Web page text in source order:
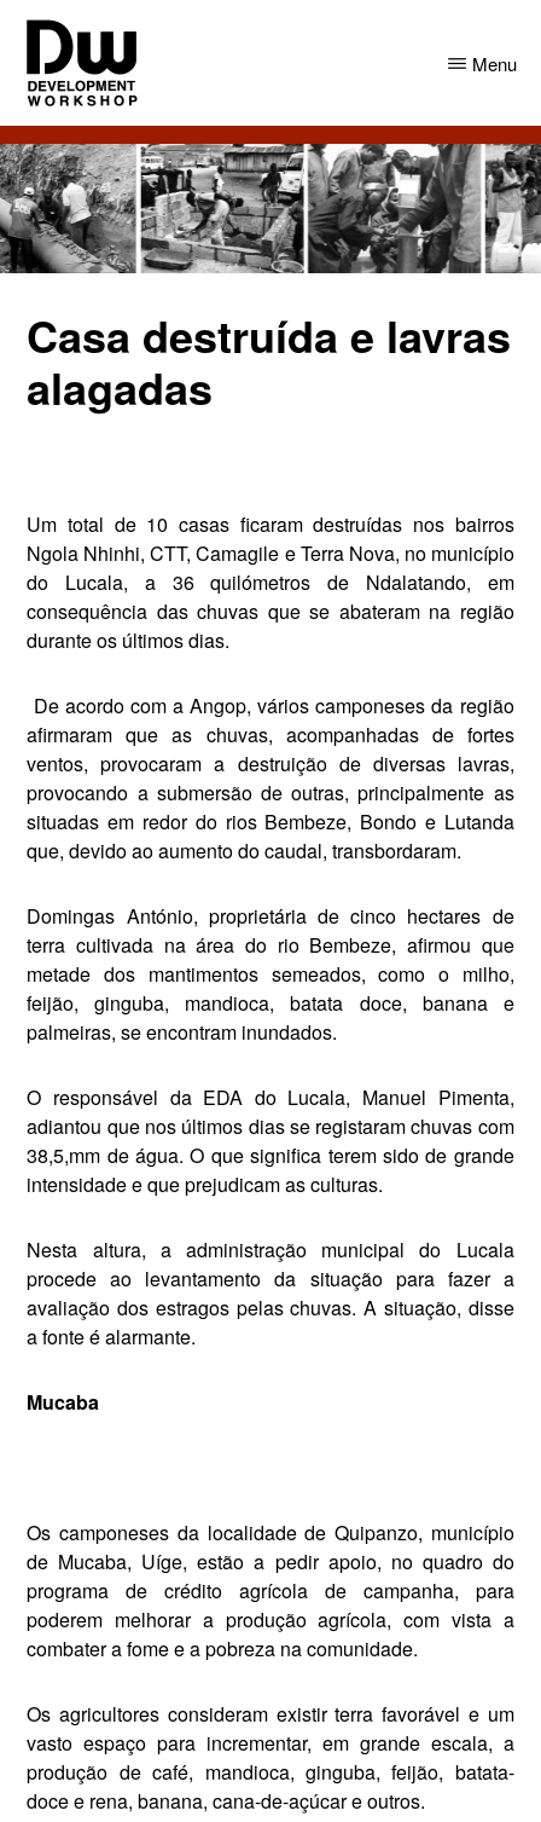
Skip
main
content
Skip
primary
sidebar
DW
Angola
Development
Workshop
Angola
Menu
Casa destruída e lavras
alagadas
Um total de 10 casas ficaram destruídas nos bairros
Ngola Nhinhi, CTT, Camagile e Terra Nova, no município
do Lucala, a 36 quilómetros de Ndalatando, em
consequência das chuvas que se abateram na região
durante os últimos dias.
De acordo com a Angop, vários camponeses da região
afirmaram que as chuvas, acompanhadas de fortes
ventos, provocaram a des­truição de diversas lavras,
provo­cando a submersão de outras, principalmente as
situadas em re­dor do rios Bembeze, Bondo e Lutanda
que, devido ao aumento do caudal, transbordaram.
Domingas António, proprietá­ria de cinco hectares de
terra cul­tivada na área do rio Bembeze, afirmou que
metade dos manti­mentos semeados, como o milho,
feijão, ginguba, mandioca, batata­ doce, banana e
palmeiras, se encontram inundados.
O responsável da EDA do Lu­cala, Manuel Pimenta,
adiantou que nos últimos dias se regista­ram chuvas com
38,5,mm de água. O que significa terem sido de grande
intensidade e que prejudicam as culturas.
Nesta altura, a administração municipal do Lucala
procede ao levantamento da situação para fazer a
avaliação dos estragos pelas chuvas. A situação, disse
a fonte é alarmante.
Mucaba
Os camponeses da localidade de Quipanzo, município
de Mucaba, Uíge, estão a pedir apoio, no qua­dro do
programa de crédito agríco­la de campanha, para
poderem me­lhorar a produção agrícola, com vista a
combater a fome e a pobre­za na comunidade.
Os agricultores consideram existir terra favorável e um
vasto espaço para incrementar, em grande escala, a
produção de café, mandioca, gin­guba, feijão, batata-
doce e rena, ba­nana, cana-de-açúcar e outros.